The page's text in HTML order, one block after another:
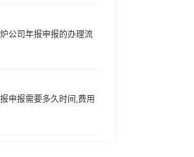
公司年报申报的办理流
申报需要多久时间,费用